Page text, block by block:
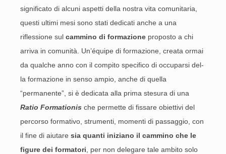
significato di alcuni aspetti della nostra vita comunitaria,
questi ultimi mesi sono stati dedicati anche a una
riflessione sul cammino di formazione proposto a chi
arriva in comunità. Un’équipe di formazione, creata ormai
da qualche anno con il compito specifico di occuparsi del-
la formazione in senso ampio, anche di quella
“permanente”, si è dedicata alla prima stesura di una
Ratio Formationis che permette di fissare obiettivi del
percorso formativo, strumenti, momenti di passaggio, con
il fine di aiutare sia quanti iniziano il cammino che le
figure dei formatori , per non delegare tale ambito solo